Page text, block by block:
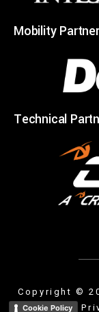
Mobility Partner
Technical
Copyright ©
Cookie Policy